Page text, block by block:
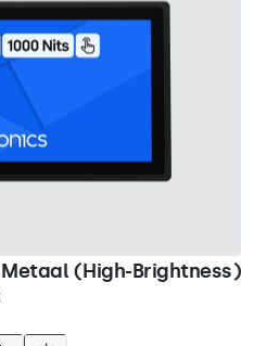
Metaal (High-Brightness)